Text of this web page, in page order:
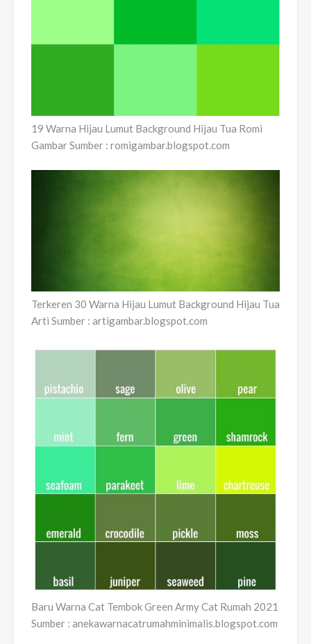
19 Warna Hijau Lumut Background Hijau Tua Romi
Gambar Sumber : romigambar.blogspot.com
Terkeren 30 Warna Hijau Lumut Background Hijau Tua
Arti Sumber : artigambar.blogspot.com
Baru Warna Cat Tembok Green Army Cat Rumah 2021
Sumber : anekawarnacatrumahminimalis.blogspot.com